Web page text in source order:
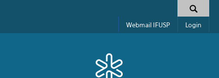
Formulário de busca
Webmail IFUSP Login